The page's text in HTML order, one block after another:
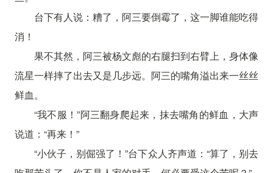
台下有人说：糟了，阿三要倒霉了，这一脚谁能吃得
消！
果不其然，阿三被杨文彪的右腿扫到右臂上，身体像
流星一样摔了出去又是几步远。阿三的嘴角溢出来一丝丝
鲜血。
“我不服！”阿三翻身爬起来，抹去嘴角的鲜血，大声
说道：“再来！”
“小伙子，别倔强了！”台下众人齐声道：“算了，别去